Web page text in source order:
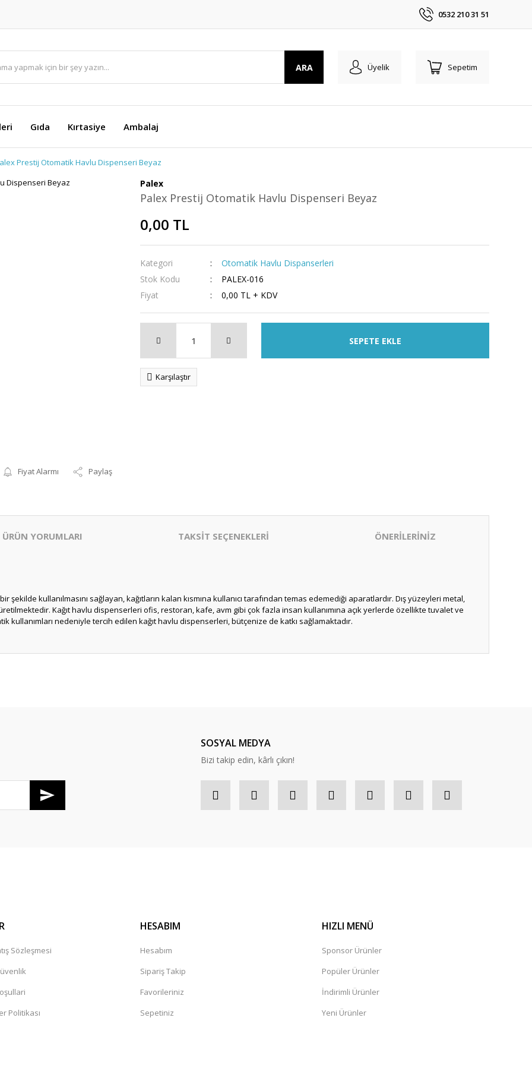
0532 210 31 51
ARA Üyelik Sepetim
Gıda Kırtasiye Ambalaj
Prestij Otomatik Havlu Dispenseri Beyaz
Fiyat Alarmı Paylaş
Palex
Palex Prestij Otomatik Havlu Dispenseri Beyaz
0,00 TL
Kategori
Otomatik Havlu Dispanserleri
Stok Kodu
PALEX-016
Fiyat
0,00 TL + KDV
SEPETE EKLE
Karşılaştır
ÜRÜN YORUMLARI TAKSİT SEÇENEKLERİ ÖNERİLERİNİZ
kullanılmasını sağlayan, kağıtların kalan kısmına kullanıcı tarafından temas edemediği aparatlardır. Dış yüzeyleri metal,
Kağıt havlu dispenserleri ofis, restoran, kafe, avm gibi çok fazla insan kullanımına açık yerlerde özellikte tuvalet ve
kullanımları nedeniyle tercih edilen kağıt havlu dispenserleri, bütçenize de katkı sağlamaktadır.
SOSYAL MEDYA
Bizi takip edin, kârlı çıkın!
Sözleşmesi
Politikası
HESABIM
Hesabım
Sipariş Takip
Favorileriniz
Sepetiniz
HIZLI MENÜ
Sponsor Ürünler
Popüler Ürünler
İndirimli Ürünler
Yeni Ürünler